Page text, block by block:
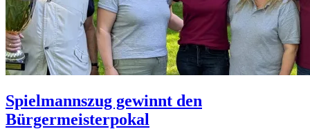
Spielmannszug gewinnt den
Bürgermeisterpokal